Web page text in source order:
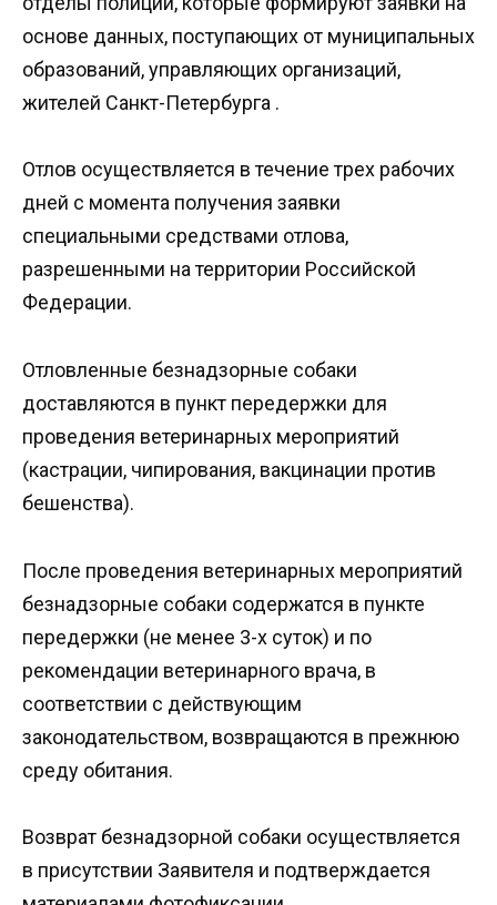
основе данных, поступающих от муниципальных
образований, управляющих организаций,
жителей Санкт-Петербурга .
Отлов осуществляется в течение трех рабочих
дней с момента получения заявки
специальными средствами отлова,
разрешенными на территории Российской
Федерации.
Отловленные безнадзорные собаки
доставляются в пункт передержки для
проведения ветеринарных мероприятий
(кастрации, чипирования, вакцинации против
бешенства).
После проведения ветеринарных мероприятий
безнадзорные собаки содержатся в пункте
передержки (не менее 3-х суток) и по
рекомендации ветеринарного врача, в
соответствии с действующим
законодательством, возвращаются в прежнюю
среду обитания.
Возврат безнадзорной собаки осуществляется
в присутствии Заявителя и подтверждается